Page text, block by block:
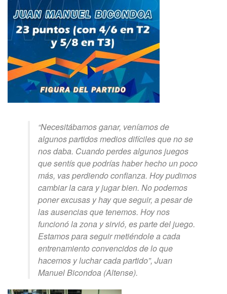
“Necesitábamos ganar, veníamos de
algunos partidos medios difíciles que no se
nos daba. Cuando perdes algunos juegos
que sentís que podrías haber hecho un poco
más, vas perdiendo confianza. Hoy pudimos
cambiar la cara y jugar bien. No podemos
poner excusas y hay que seguir, a pesar de
las ausencias que tenemos. Hoy nos
funcionó la zona y sirvió, es parte del juego.
Estamos para seguir metiéndole a cada
entrenamiento convencidos de lo que
hacemos y luchar cada partido”, Juan
Manuel Bicondoa (Altense).